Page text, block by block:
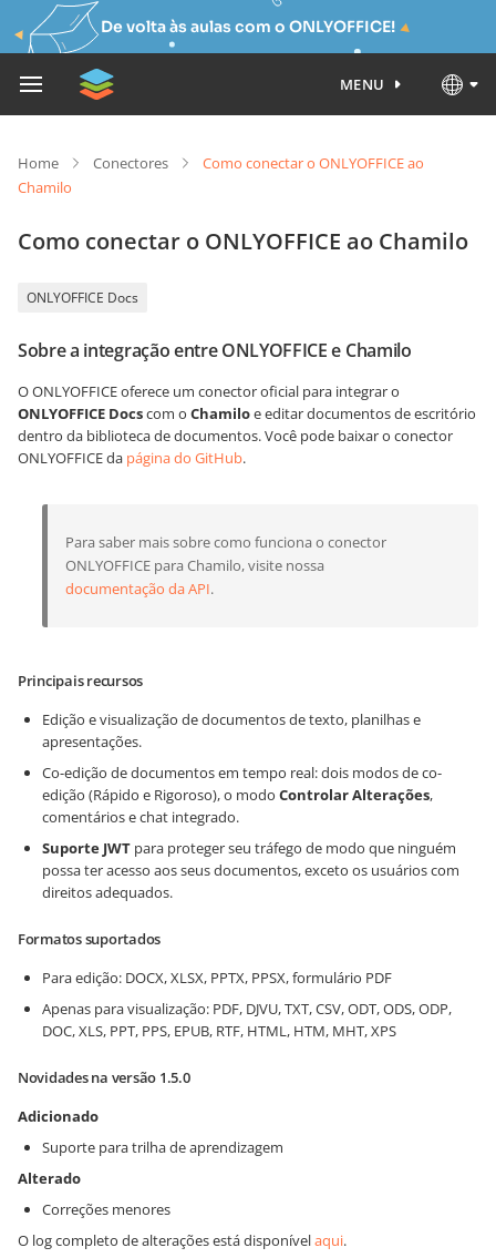
De volta às aulas com o ONLYOFFICE!
MENU
Home Conectores
Como conectar o ONLYOFFICE ao
Chamilo
Como conectar o ONLYOFFICE ao Chamilo
ONLYOFFICE Docs
Sobre a integração entre ONLYOFFICE e Chamilo
O ONLYOFFICE oferece um conector oficial para integrar o
ONLYOFFICE Docscom o Chamiloe editar documentos de escritório
dentro da biblioteca de documentos. Você pode baixar o conector
ONLYOFFICE da página do GitHub.
Para saber mais sobre como funciona o conector
ONLYOFFICE para Chamilo, visite nossa
documentação da API.
Principais recursos
Edição e visualização de documentos de texto, planilhas e
apresentações.
Co-edição de documentos em tempo real: dois modos de co-
edição (Rápido e Rigoroso), o modo Controlar Alterações,
comentários e chat integrado.
Suporte JWT para proteger seu tráfego de modo que ninguém
possa ter acesso aos seus documentos, exceto os usuários com
direitos adequados.
Formatos suportados
Para edição: DOCX, XLSX, PPTX, PPSX, formulário PDF
Apenas para visualização: PDF, DJVU, TXT, CSV, ODT, ODS, ODP,
DOC, XLS, PPT, PPS, EPUB, RTF, HTML, HTM, MHT, XPS
Novidades na versão 1.5.0
Adicionado
Suporte para trilha de aprendizagem
Alterado
Correções menores
O log completo de alterações está disponívelaqui.